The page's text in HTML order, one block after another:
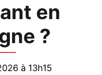
en
?
à 13h15